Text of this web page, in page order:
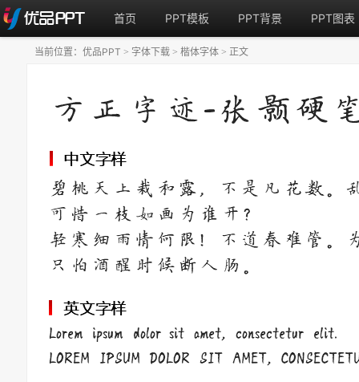
首页 PPT模板 PPT背景 PPT图表
当前位置： 优品PPT > 字体下载 > 楷体字体 > 正文